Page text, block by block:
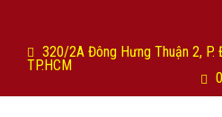
320/2A Đông Hưng Thuận 2, P.
TP.HCM